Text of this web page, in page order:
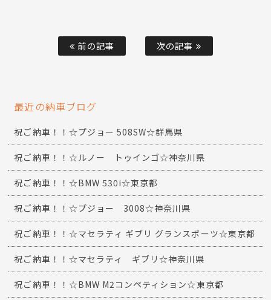
前の記事 次の記事
最近の納車ブログ
祝ご納車！！☆プジョー 508SW☆群馬県
祝ご納車！！☆ルノー トゥインゴ☆神奈川県
祝ご納車！！☆BMW 530i☆東京都
祝ご納車！！☆プジョー 3008☆神奈川県
祝ご納車！！☆マセラティ ギブリ グランスポーツ☆東京都
祝ご納車！！☆マセラティ ギブリ☆神奈川県
祝ご納車！！☆BMW M2コンペティション☆東京都